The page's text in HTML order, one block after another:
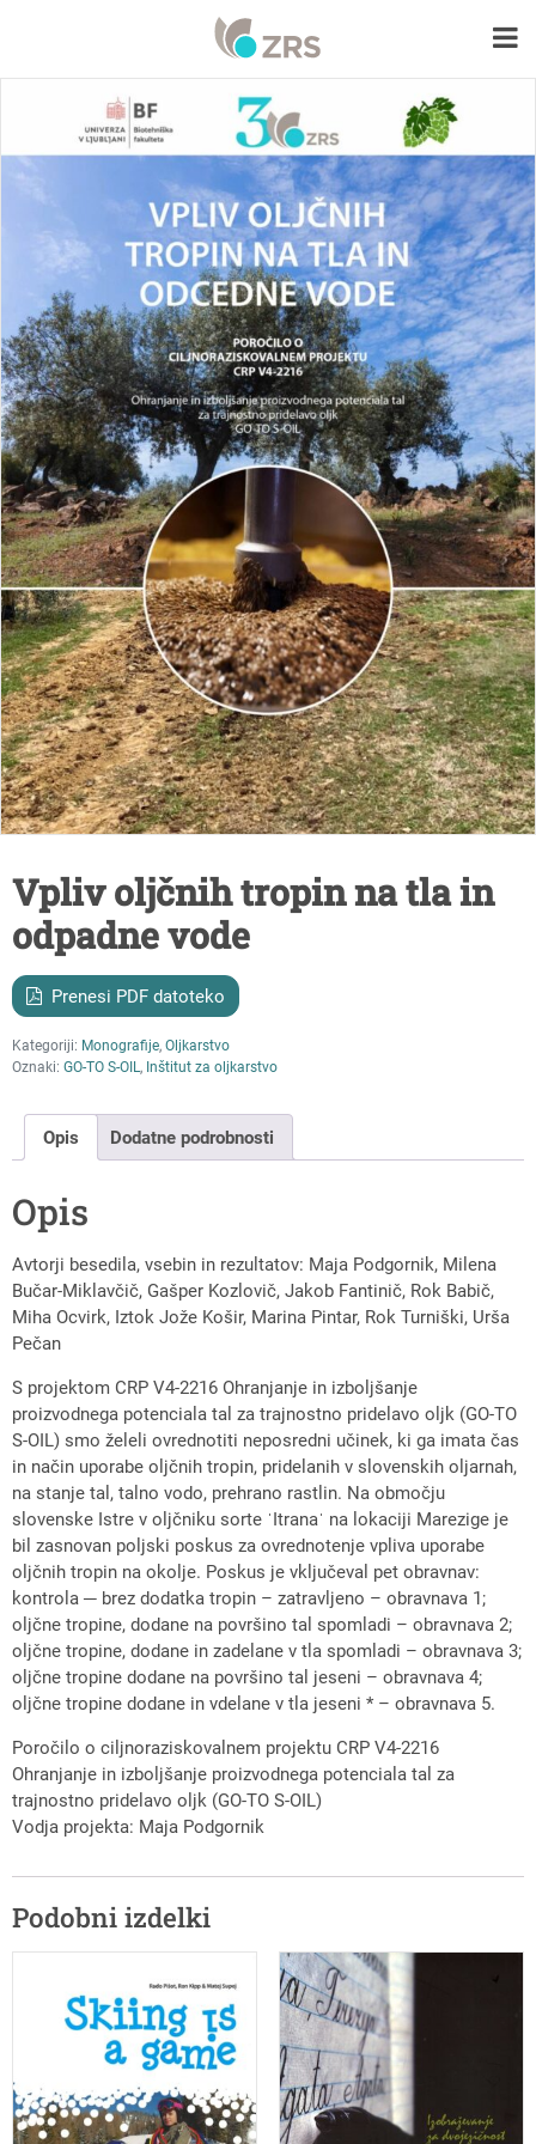
Vpliv oljčnih tropin na tla in
odpadne vode
Prenesi PDF datoteko
Kategoriji: Monografije, Oljkarstvo
Oznaki: GO-TO S-OIL, Inštitut za oljkarstvo
Opis Dodatne podrobnosti
Opis
Avtorji besedila, vsebin in rezultatov: Maja Podgornik, Milena
Bučar-Miklavčič, Gašper Kozlovič, Jakob Fantinič, Rok Babič,
Miha Ocvirk, Iztok Jože Košir, Marina Pintar, Rok Turniški, Urša
Pečan
S projektom CRP V4-2216 Ohranjanje in izboljšanje
proizvodnega potenciala tal za trajnostno pridelavo oljk (GO-TO
S-OIL) smo želeli ovrednotiti neposredni učinek, ki ga imata čas
in način uporabe oljčnih tropin, pridelanih v slovenskih oljarnah,
na stanje tal, talno vodo, prehrano rastlin. Na območju
slovenske Istre v oljčniku sorte ˈItranaˈ na lokaciji Marezige je
bil zasnovan poljski poskus za ovrednotenje vpliva uporabe
oljčnih tropin na okolje. Poskus je vključeval pet obravnav:
kontrola ─ brez dodatka tropin – zatravljeno – obravnava 1;
oljčne tropine, dodane na površino tal spomladi – obravnava 2;
oljčne tropine, dodane in zadelane v tla spomladi – obravnava 3;
oljčne tropine dodane na površino tal jeseni – obravnava 4;
oljčne tropine dodane in vdelane v tla jeseni * – obravnava 5.
Poročilo o ciljnoraziskovalnem projektu CRP V4-2216
Ohranjanje in izboljšanje proizvodnega potenciala tal za
trajnostno pridelavo oljk (GO-TO S-OIL)
Vodja projekta: Maja Podgornik
Podobni izdelki